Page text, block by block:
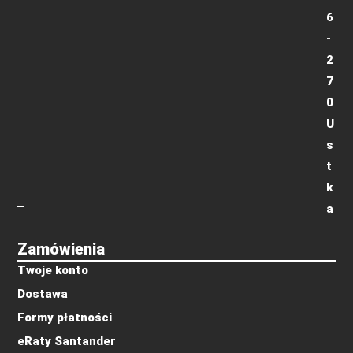
Zamówienia
Twoje konto
Dostawa
Formy płatności
eRaty Santander
6
-
2
7
0
U
s
t
k
a